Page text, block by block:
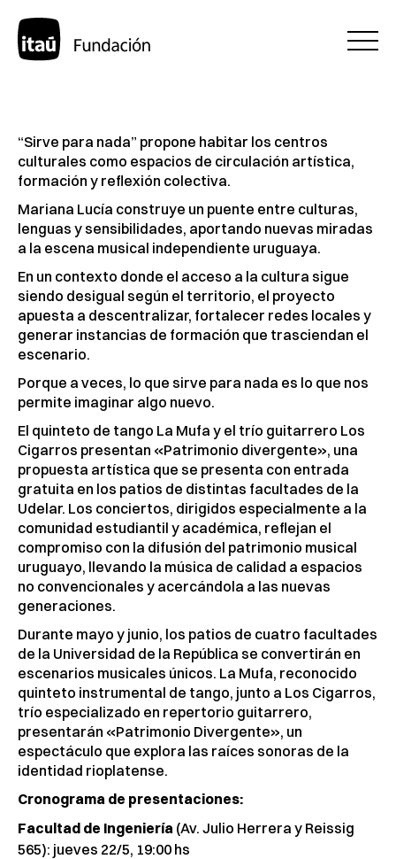
“Sirve para nada” propone habitar los centros
culturales como espacios de circulación artística,
formación y reflexión colectiva.
Mariana Lucía construye un puente entre culturas,
lenguas y sensibilidades, aportando nuevas miradas
a la escena musical independiente uruguaya.
En un contexto donde el acceso a la cultura sigue
siendo desigual según el territorio, el proyecto
apuesta a descentralizar, fortalecer redes locales y
generar instancias de formación que trasciendan el
escenario.
Porque a veces, lo que sirve para nada es lo que nos
permite imaginar algo nuevo.
El quinteto de tango La Mufa y el trío guitarrero Los
Cigarros presentan «Patrimonio divergente», una
propuesta artística que se presenta con entrada
gratuita en los patios de distintas facultades de la
Udelar. Los conciertos, dirigidos especialmente a la
comunidad estudiantil y académica, reflejan el
compromiso con la difusión del patrimonio musical
uruguayo, llevando la música de calidad a espacios
no convencionales y acercándola a las nuevas
generaciones.
Durante mayo y junio, los patios de cuatro facultades
de la Universidad de la República se convertirán en
escenarios musicales únicos. La Mufa, reconocido
quinteto instrumental de tango, junto a Los Cigarros,
trío especializado en repertorio guitarrero,
presentarán «Patrimonio Divergente», un
espectáculo que explora las raíces sonoras de la
identidad rioplatense.
Cronograma de presentaciones:
Facultad de Ingeniería (Av. Julio Herrera y Reissig
565): jueves 22/5, 19:00 hs